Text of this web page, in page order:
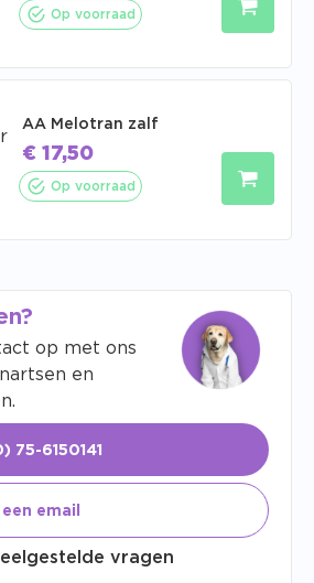
Op voorraad
AA Melotran zalf
€ 17,50
Op voorraad
op met ons
en
75-6150141
email
vragen